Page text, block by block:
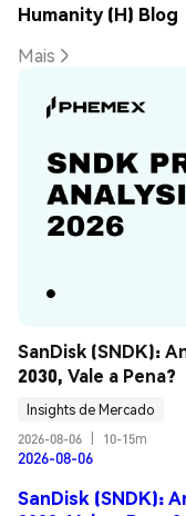
Humanity (H) Blog
Mais
SanDisk (SNDK):
2030, Vale a Pena?
Insights de Mercado
2026-08-06
10-15m
2026-08-06
SanDisk (SNDK):